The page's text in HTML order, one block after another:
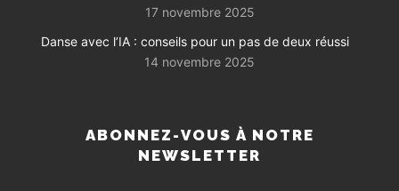
17 novembre 2025
Danse avec l’IA : conseils pour un pas de deux réussi
14 novembre 2025
ABONNEZ-VOUS À NOTRE
NEWSLETTER